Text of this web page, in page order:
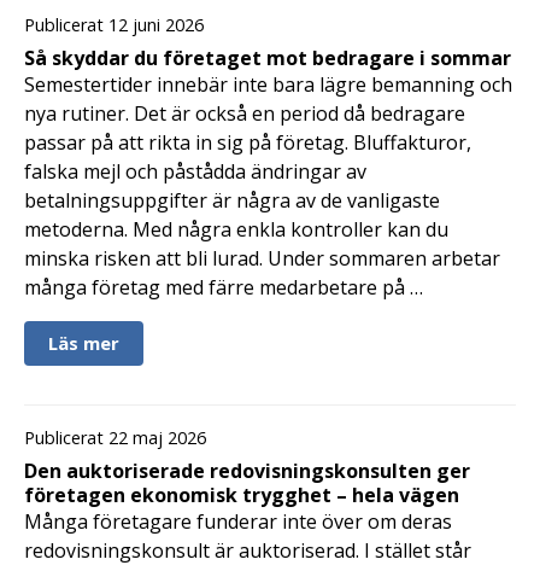
Publicerat 12 juni 2026
Så skyddar du företaget mot bedragare i sommar
Semestertider innebär inte bara lägre bemanning och
nya rutiner. Det är också en period då bedragare
passar på att rikta in sig på företag. Bluffakturor,
falska mejl och påstådda ändringar av
betalningsuppgifter är några av de vanligaste
metoderna. Med några enkla kontroller kan du
minska risken att bli lurad. Under sommaren arbetar
många företag med färre medarbetare på …
Läs mer
Publicerat 22 maj 2026
Den auktoriserade redovisningskonsulten ger
företagen ekonomisk trygghet – hela vägen
Många företagare funderar inte över om deras
redovisningskonsult är auktoriserad. I stället står